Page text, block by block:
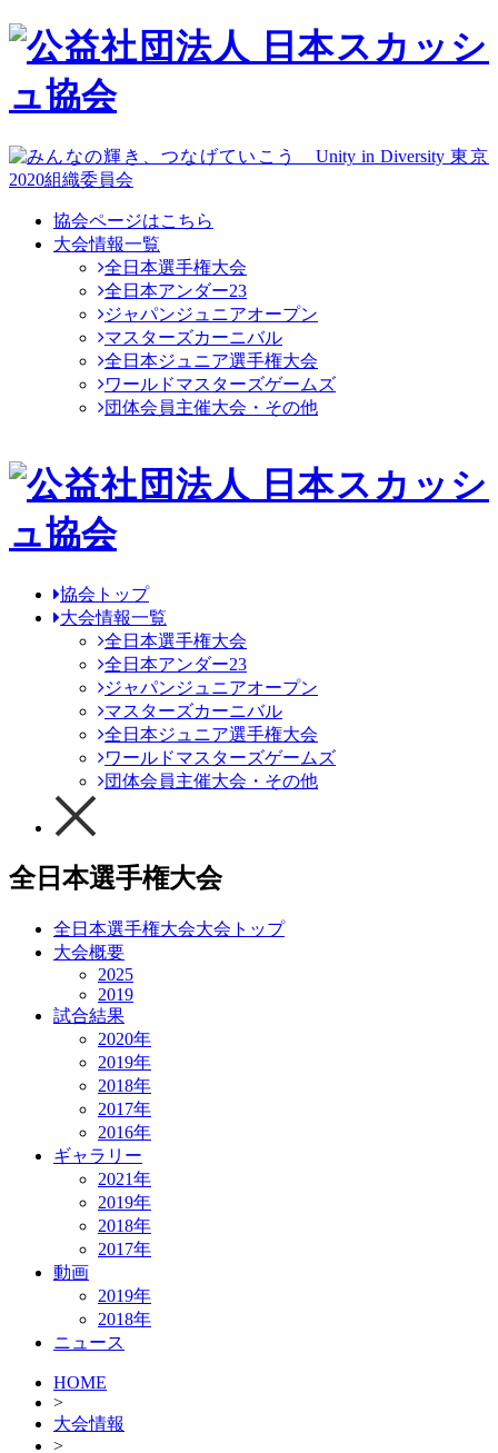
協会ページはこちら
大会情報一覧
全日本選手権大会
全日本アンダー23
ジャパンジュニアオープン
マスターズカーニバル
全日本ジュニア選手権大会
ワールドマスターズゲームズ
団体会員主催大会・その他
協会トップ
大会情報一覧
全日本選手権大会
全日本アンダー23
ジャパンジュニアオープン
マスターズカーニバル
全日本ジュニア選手権大会
ワールドマスターズゲームズ
団体会員主催大会・その他
全日本選手権大会
全日本選手権大会大会トップ
大会概要
2025
2019
試合結果
2020年
2019年
2018年
2017年
2016年
ギャラリー
2021年
2019年
2018年
2017年
動画
2019年
2018年
ニュース
HOME
>
大会情報
>